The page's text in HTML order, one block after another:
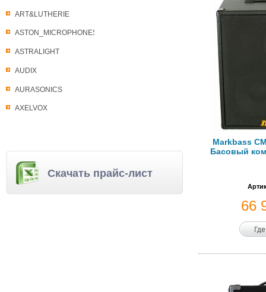
ART&LUTHERIE
ASTON_MICROPHONES
ASTRALIGHT
AUDIX
AURASONICS
AXELVOX
Скачать прайс-лист
Markbass
Басовый
66